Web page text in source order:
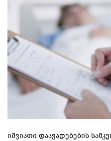
იშვიათი დაავადებების